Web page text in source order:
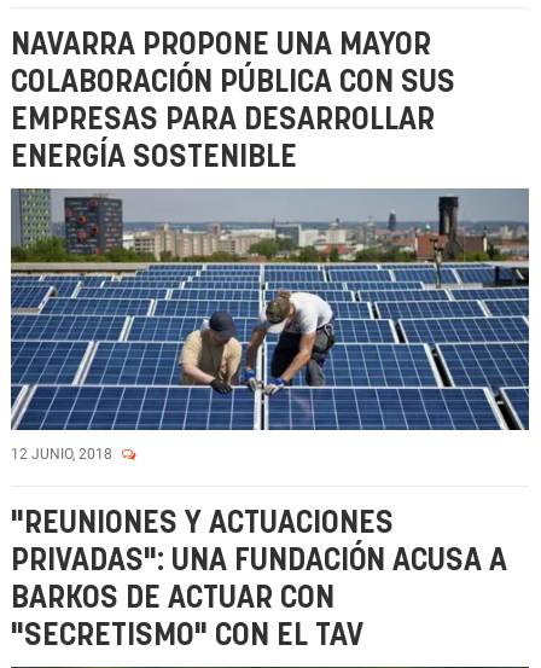
NAVARRA PROPONE UNA MAYOR
COLABORACIÓN PÚBLICA CON SUS
EMPRESAS PARA DESARROLLAR
ENERGÍA SOSTENIBLE
12 JUNIO, 2018
"REUNIONES Y ACTUACIONES
PRIVADAS": UNA FUNDACIÓN ACUSA A
BARKOS DE ACTUAR CON
"SECRETISMO" CON EL TAV